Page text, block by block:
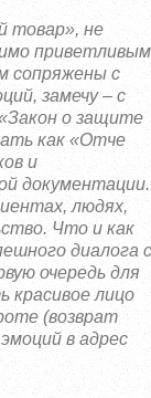
товар», не
сопряжены с
замечу – с
о защите
как «Отче
и
документации.
людях,
Что и как
диалога с
очередь для
красивое лицо
(возврат
в адрес